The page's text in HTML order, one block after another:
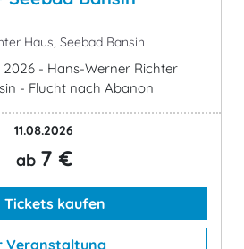
Haus, Seebad Bansin
2026 - Hans-Werner Richter
- Flucht nach Abanon
11.08.2026
ab 7 €
Tickets kaufen
Veranstaltung